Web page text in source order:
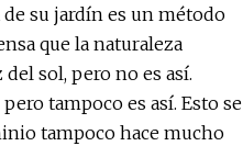
su jardín es un método
que la naturaleza
sol, pero no es así.
tampoco es así. Esto se
tampoco hace mucho